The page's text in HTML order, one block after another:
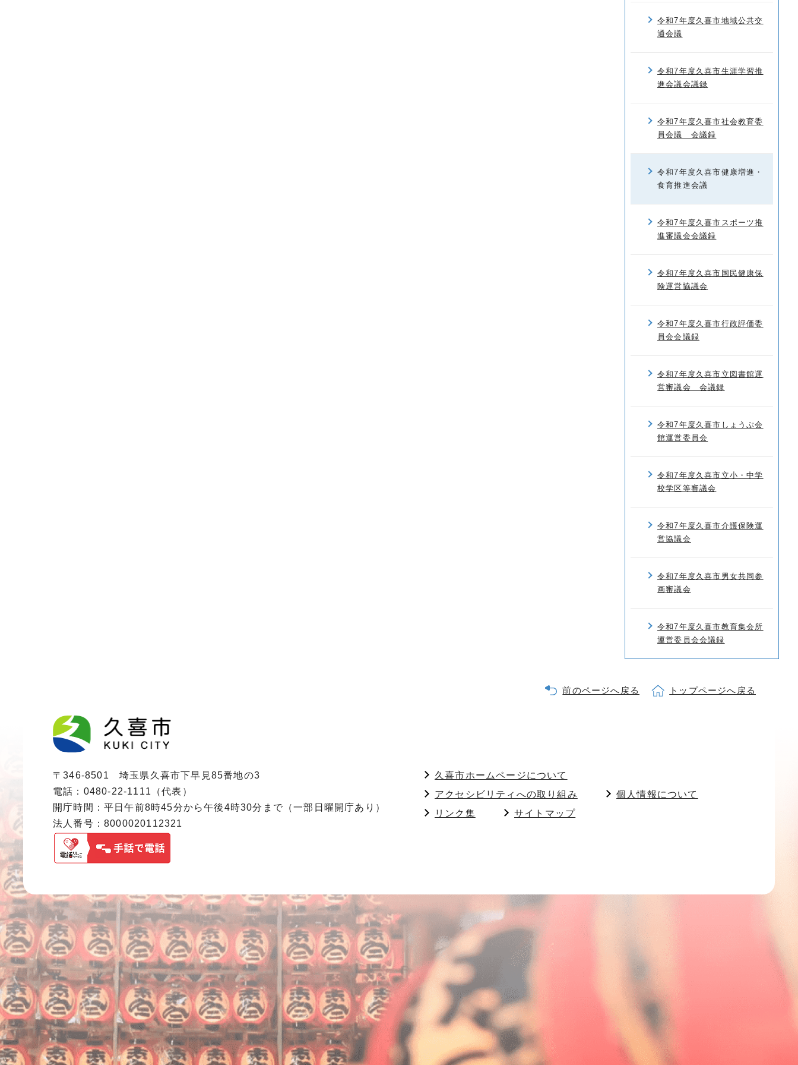
令和7年度久喜市地域公共交
通会議
令和7年度久喜市生涯学習推
進会議会議録
令和7年度久喜市社会教育委
員会議 会議録
令和7年度久喜市健康増進・
食育推進会議
令和7年度久喜市スポーツ推
進審議会会議録
令和7年度久喜市国民健康保
険運営協議会
令和7年度久喜市行政評価委
員会会議録
令和7年度久喜市立図書館運
営審議会 会議録
令和7年度久喜市しょうぶ会
館運営委員会
令和7年度久喜市立小・中学
校学区等審議会
令和7年度久喜市介護保険運
営協議会
令和7年度久喜市男女共同参
画審議会
令和7年度久喜市教育集会所
運営委員会会議録
前のページへ戻る トップページへ戻る
〒346-8501 埼玉県久喜市下早見85番地の3
電話：0480-22-1111（代表）
開庁時間：平日午前8時45分から午後4時30分まで（一部日曜開庁あり）
法人番号：8000020112321
久喜市ホームページについて
アクセシビリティへの取り組み
個人情報について
リンク集
サイトマップ